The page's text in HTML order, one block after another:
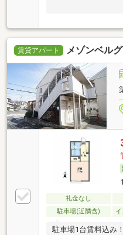
賃貸アパート メゾンベル
礼金なし
駐車場(近隣含)
駐車場1台賃料込み！